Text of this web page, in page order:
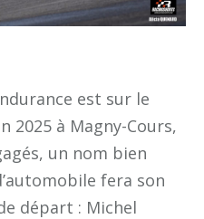
est sur le
2025 à Magny-Cours,
un nom bien
fera son
départ : Michel